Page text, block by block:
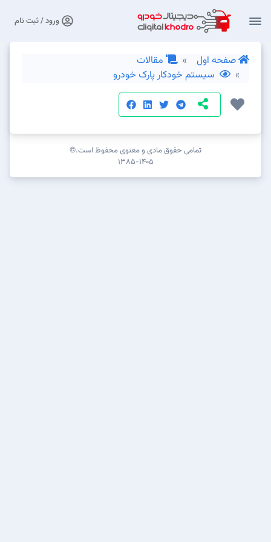
ورود / ثبت نام
صفحه اول
مقالات
سیستم خودکار پارک خودرو
تمامی حقوق مادی و معنوی محفوظ است.©
۱۳۸۵-۱۴۰۵